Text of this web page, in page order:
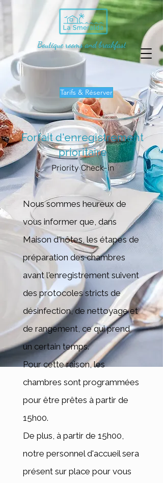
Boutique rooms and breakfast
Tarifs & Réserver
Forfait d'enregistrement
prioritaire
Priority Check-in
Nous sommes heureux de
vous informer que, dans
Maison d'hôtes, les étapes de
préparation des chambres
avant l'enregistrement suivent
des protocoles stricts de
désinfection, de nettoyage et
de rangement, ce qui prend
un certain temps.
Pour cette raison, les
chambres sont programmées
pour être prêtes à partir de
15h00.
De plus, à partir de 15h00,
notre personnel d'accueil sera
présent sur place pour vous